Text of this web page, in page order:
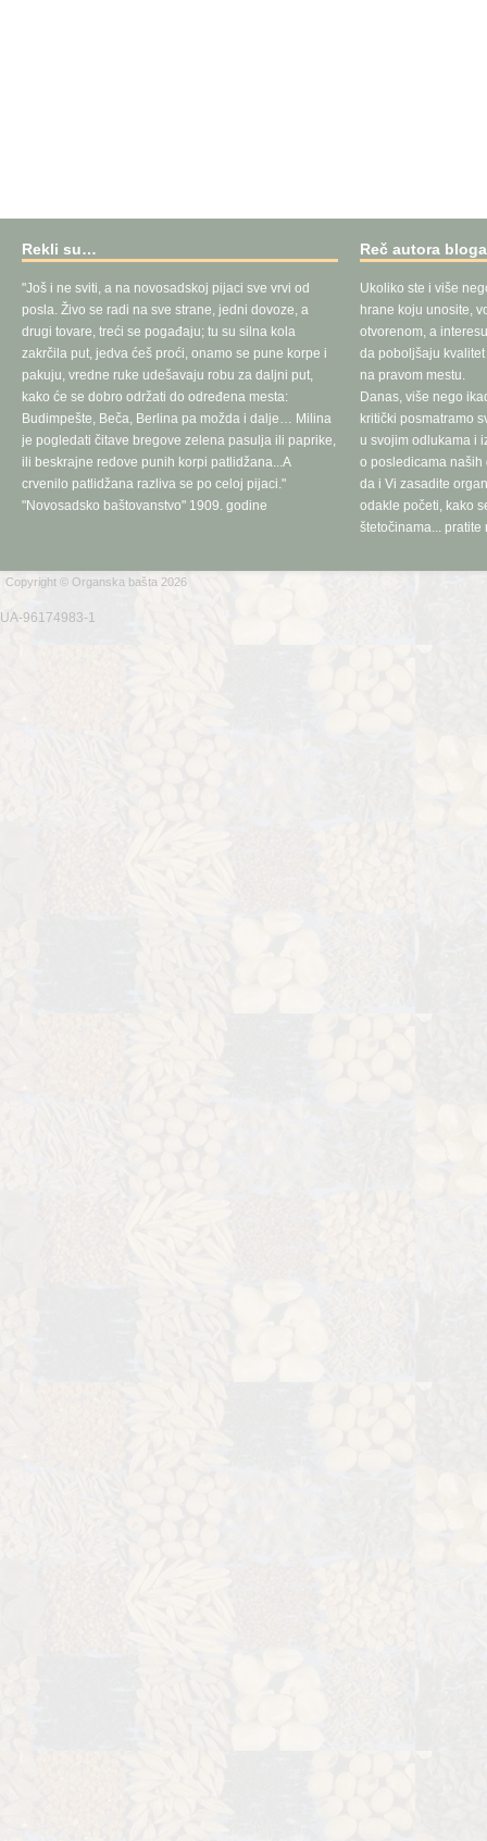
Rekli su…
"Još i ne sviti, a na novosadskoj pijaci sve vrvi od
posla. Živo se radi na sve strane, jedni dovoze, a
drugi tovare, treći se pogađaju; tu su silna kola
zakrčila put, jedva ćeš proći, onamo se pune korpe i
pakuju, vredne ruke udešavaju robu za daljni put,
kako će se dobro održati do određena mesta:
Budimpešte, Beča, Berlina pa možda i dalje… Milina
je pogledati čitave bregove zelena pasulja ili paprike,
ili beskrajne redove punih korpi patlidžana...A
crvenilo patlidžana razliva se po celoj pijaci."
"Novosadsko baštovanstvo" 1909. godine
Reč autora
Ukoliko ste i više
hrane koju unosite,
otvorenom, a
da poboljšaju
na pravom mestu.
Danas, više nego
kritički posmatramo
u svojim odlukama i
o posledicama naših
da i Vi zasadite
odakle početi, kako
štetočinama... pratite
Copyright © Organska bašta 2026
UA-96174983-1